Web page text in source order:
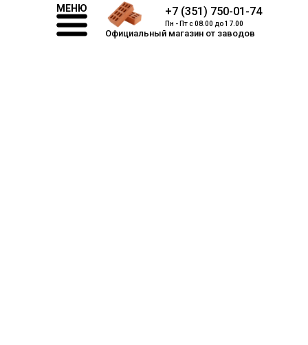
Официальный магазин от заводов
МЕНЮ +7 (351) 750-01-74
Пн - Пт с 08.00 до 17.00